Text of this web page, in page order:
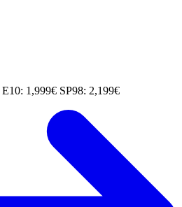
E10: 1,999€ SP98: 2,199€